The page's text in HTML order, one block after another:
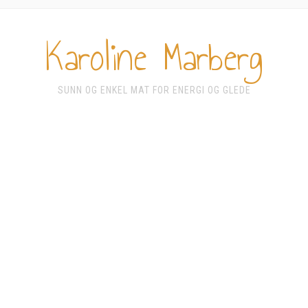
Karoline Marberg
SUNN OG ENKEL MAT FOR ENERGI OG GLEDE